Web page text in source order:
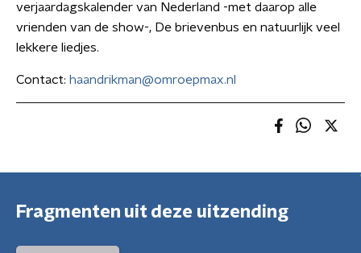
verjaardagskalender van Nederland -met daarop alle
vrienden van de show-, De brievenbus en natuurlijk veel
lekkere liedjes.
Contact: haandrikman@omroepmax.nl
Fragmenten uit deze uitzending